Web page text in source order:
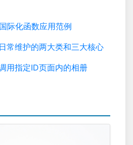
际化函数应用范例
常维护的两大类和三大核心
用指定ID页面内的相册